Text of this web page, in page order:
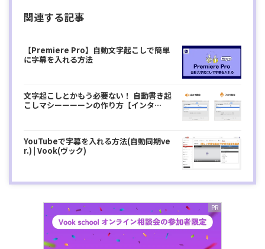
関連する記事
【Premiere Pro】自動文字起こしで簡単
に字幕を入れる方法
文字起こしとかもう必要ない！ 自動書き起
こしマシーーーーンの作り方【インタ
YouTubeで字幕を入れる方法(自動同期ve
r.) | Vook(ヴック)